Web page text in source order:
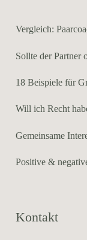
Vergleich:
Sollte der Partner
18 Beispiele für
Will ich Recht
Gemeinsame
Positive &
Kontakt